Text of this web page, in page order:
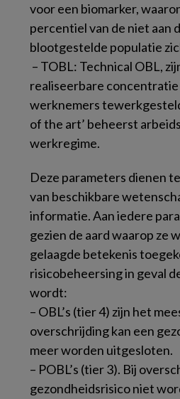
voor een biomarker,
percentiel van de niet aan
blootgestelde populatie
– TOBL: Technical OBL,
realiseerbare
werknemers
of the art’ beheerst
werkregime.
Deze parameters dienen
van beschikbare
informatie. Aan iedere
gezien de aard waarop ze
gelaagde betekenis
risicobeheersing in geval
wordt:
– OBL’s (tier 4) zijn het
overschrijding kan een
meer worden uitgesloten.
– POBL’s (tier 3). Bij
gezondheidsrisico niet